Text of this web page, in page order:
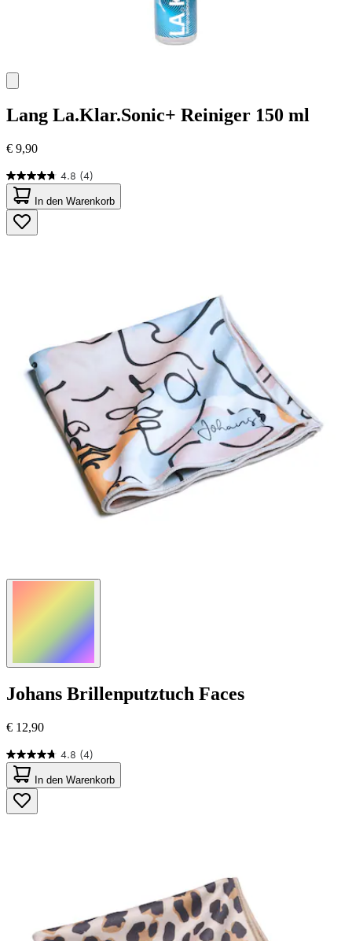
Lang La.Klar.Sonic+ Reiniger 150 ml
€ 9,90
4.8 (4)
4.8
von
5
Sternen.
4
In den Warenkorb
Johans Brillenputztuch Faces
€ 12,90
4.8 (4)
4.8
von
5
Sternen.
4
In den Warenkorb